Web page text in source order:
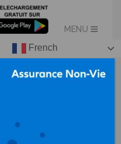
French